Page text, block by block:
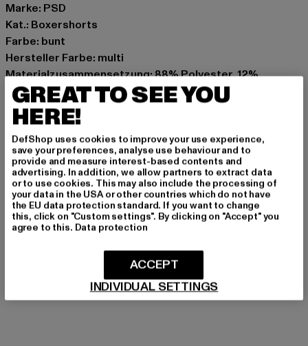
Marke: PSD
Kat.: Boxershorts
Farbe: bunt
Hersteller Farbe: multi
Materialzusammensetzung: 88% Polyester, 12%
Elasthan
Art.Nr: 126180078-03782
Hersteller: Chusaja GmbH |support@psdunderwear.com
Gabriel von Seidl Straße 31D | 82031 Grünwald | DE
GRÖSSE & PASSFORM
PFLEGEHINWEISE
LIEFERUNG & RÜCKGABE
GREAT TO SEE YOU
HERE!
DefShop uses cookies to improve your use experience,
save your preferences, analyse use behaviour and to
provide and measure interest-based contents and
advertising. In addition, we allow partners to extract data
or to use cookies. This may also include the processing of
your data in the USA or other countries which do not have
the EU data protection standard. If you want to change
this, click on "Custom settings". By clicking on "Accept" you
agree to this. Data protection
INDIVIDUAL SETTINGS
ACCEPT